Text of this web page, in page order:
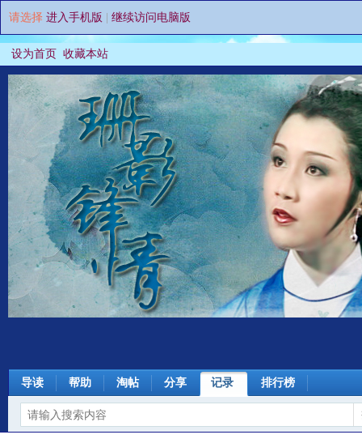
请选择 进入手机版 继续访问电脑版
设为首页 收藏本站
导读 帮助 淘帖 分享 记录 排行榜